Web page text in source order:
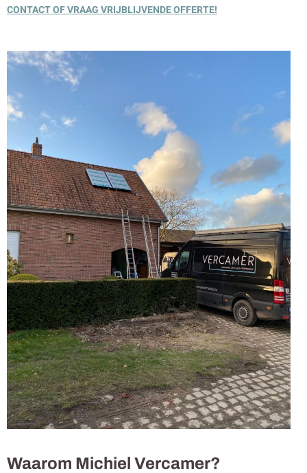
CONTACT OF VRAAG VRIJBLIJVENDE OFFERTE!
Waarom Michiel Vercamer?